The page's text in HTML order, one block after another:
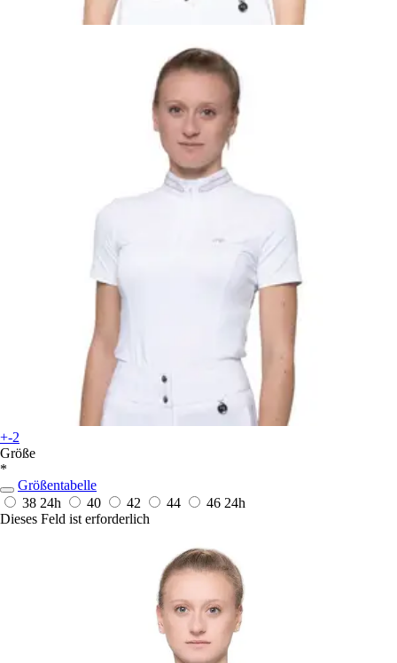
+-2
Größe
*
Größentabelle
38 24h 40 42 44 46 24h
Dieses Feld ist erforderlich